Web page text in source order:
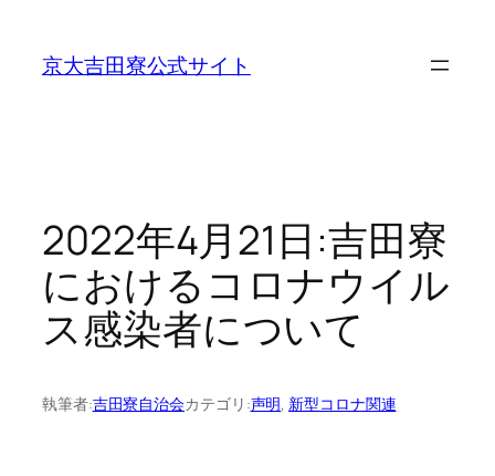
京大吉田寮公式サイト
2022年4月21日:吉田寮
におけるコロナウイル
ス感染者について
執筆者:吉田寮自治会カテゴリ:声明, 新型コロナ関連